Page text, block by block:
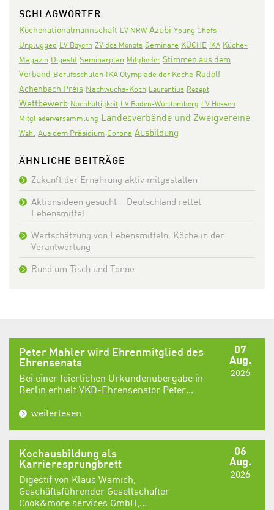
SCHLAGWÖRTER
Köchenationalmannschaft LV NRW Azubi Young Chefs
Unplugged LV Bayern ZV des Monats Seminare KÜCHE IKA Küche-
Magazin Digestif Seminarplan Mitglieder Stimmen aus dem
Verband Berufsschulen IKA Olympiade der Köche Rudolf
Achenbach Preis Nachwuchs-Koch Laurentius Rezept
Wettbewerb Nachhaltigkeit LV Baden-Württemberg LV Hessen
Mitgliederversammlung Landesverbände und Zweigvereine
Wahl Aus dem Präsidium Corona Ausbildung
ÄHNLICHE BEITRÄGE
Zukunft der Ernährung aktiv mitgestalten
Aktionsideen gesucht – Deutschland rettet
Lebensmittel
Wertschätzung von Lebensmitteln: Köche in der
Verantwortung
Rund um Tisch und Tonne
07
Aug.
2026
Peter Mahler wird Ehrenmitglied des
Ehrensenats
Bei einer feierlichen Urkundenübergabe in
Berlin erhielt VKD-Ehrensenator Peter...
weiterlesen
06
Aug.
2026
Kochausbildung als
Karrieresprungbrett
Digestif von Klaus Wamich,
Geschäftsführender Gesellschafter
Cook&more services GmbH,...